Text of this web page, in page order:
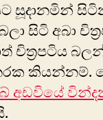
සූදානමින්
සිටි අබා
චිත්‍රපටිය
කියන්නම්.
අඩවියේ